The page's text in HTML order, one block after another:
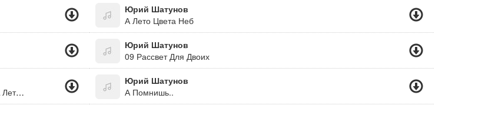
Юрий Шатунов
А Лето Цвета Неб
Юрий Шатунов
09 Рассвет Для Двоих
А Лето Цвета "А Лето Цвета Неба - Огромное И Синее А Лето Цвета Солнца - Золотом Расшитое А Лето Цвета Ивы - Зеленое, Красивое А Лето Цвета Счастья - Почти Неуловимое... "((Новинка 2012))
Юрий Шатунов
А Помнишь..